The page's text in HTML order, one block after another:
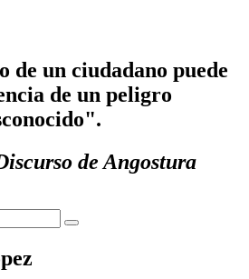
de un ciudadano puede
de un peligro
de Angostura